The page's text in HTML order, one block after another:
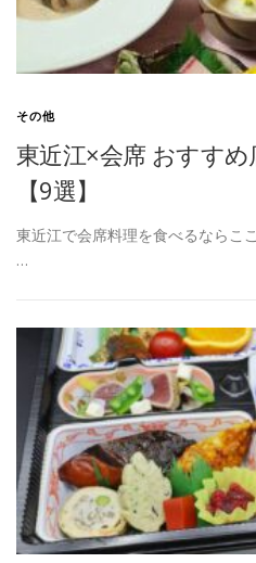
その他
東近江×会席 おすす
【9選】
東近江で会席料理を食べるならこ
…